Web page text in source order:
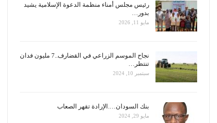
رئيس مجلس أمناء منظمة الدعوة الإسلامية يشيد
بدور…
مايو 11, 2026
نجاح الموسم الزراعي في القضارف..7 مليون فدان
تنتظر…
سبتمبر 10, 2024
بنك السودان….الإرادة تقهر الصعاب
مايو 29, 2024